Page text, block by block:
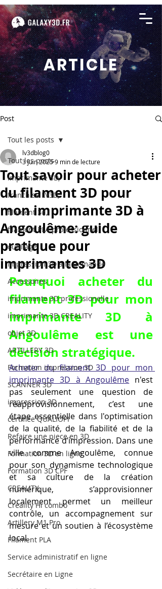
ARTICLE
Post
Tout les posts
imprimante 3D,
franchise LV3D,
filament 3d,
filament PLA professionnel
outillage
impression 3D à la demande
Accessoires
imprimante 3D professionelle
imprimante 3D CREALITY
objet 3D
ARTILLERY 3D
Formation impression 3D
SCANNER 3D
impression 3D
certifiée QUALIOPI
Refaire une piece en 3D
Formation 3D en ligne.
Formation 3D CPF
CREALITY,
Creality Hi combo
Artillery M1 Pro
Filament PLA
Service administratif en ligne
Secrétaire en Ligne
Tout les posts
Tout savoir pour acheter
du filament 3D pour
mon imprimante 3D à
Angoulême: guide
pratique pour
imprimantes 3D
lv3dblog0
3 juin 20259 min de lecture
Pourquoi acheter du
filament 3D pour mon
imprimante 3D à
Angoulême est une
décision stratégique.
Acheter du filament 3D pour mon
imprimante 3D à Angoulême n'est
pas seulement une question de
réapprovisionnement, c’est une
étape essentielle dans l'optimisation
de la qualité, de la fiabilité et de la
performance d’impression. Dans une
ville comme Angoulême, connue
pour son dynamisme technologique
et sa culture de la création
numérique, s’approvisionner
localement permet un meilleur
contrôle, un accompagnement sur
mesure et un soutien à l’écosystème
local.